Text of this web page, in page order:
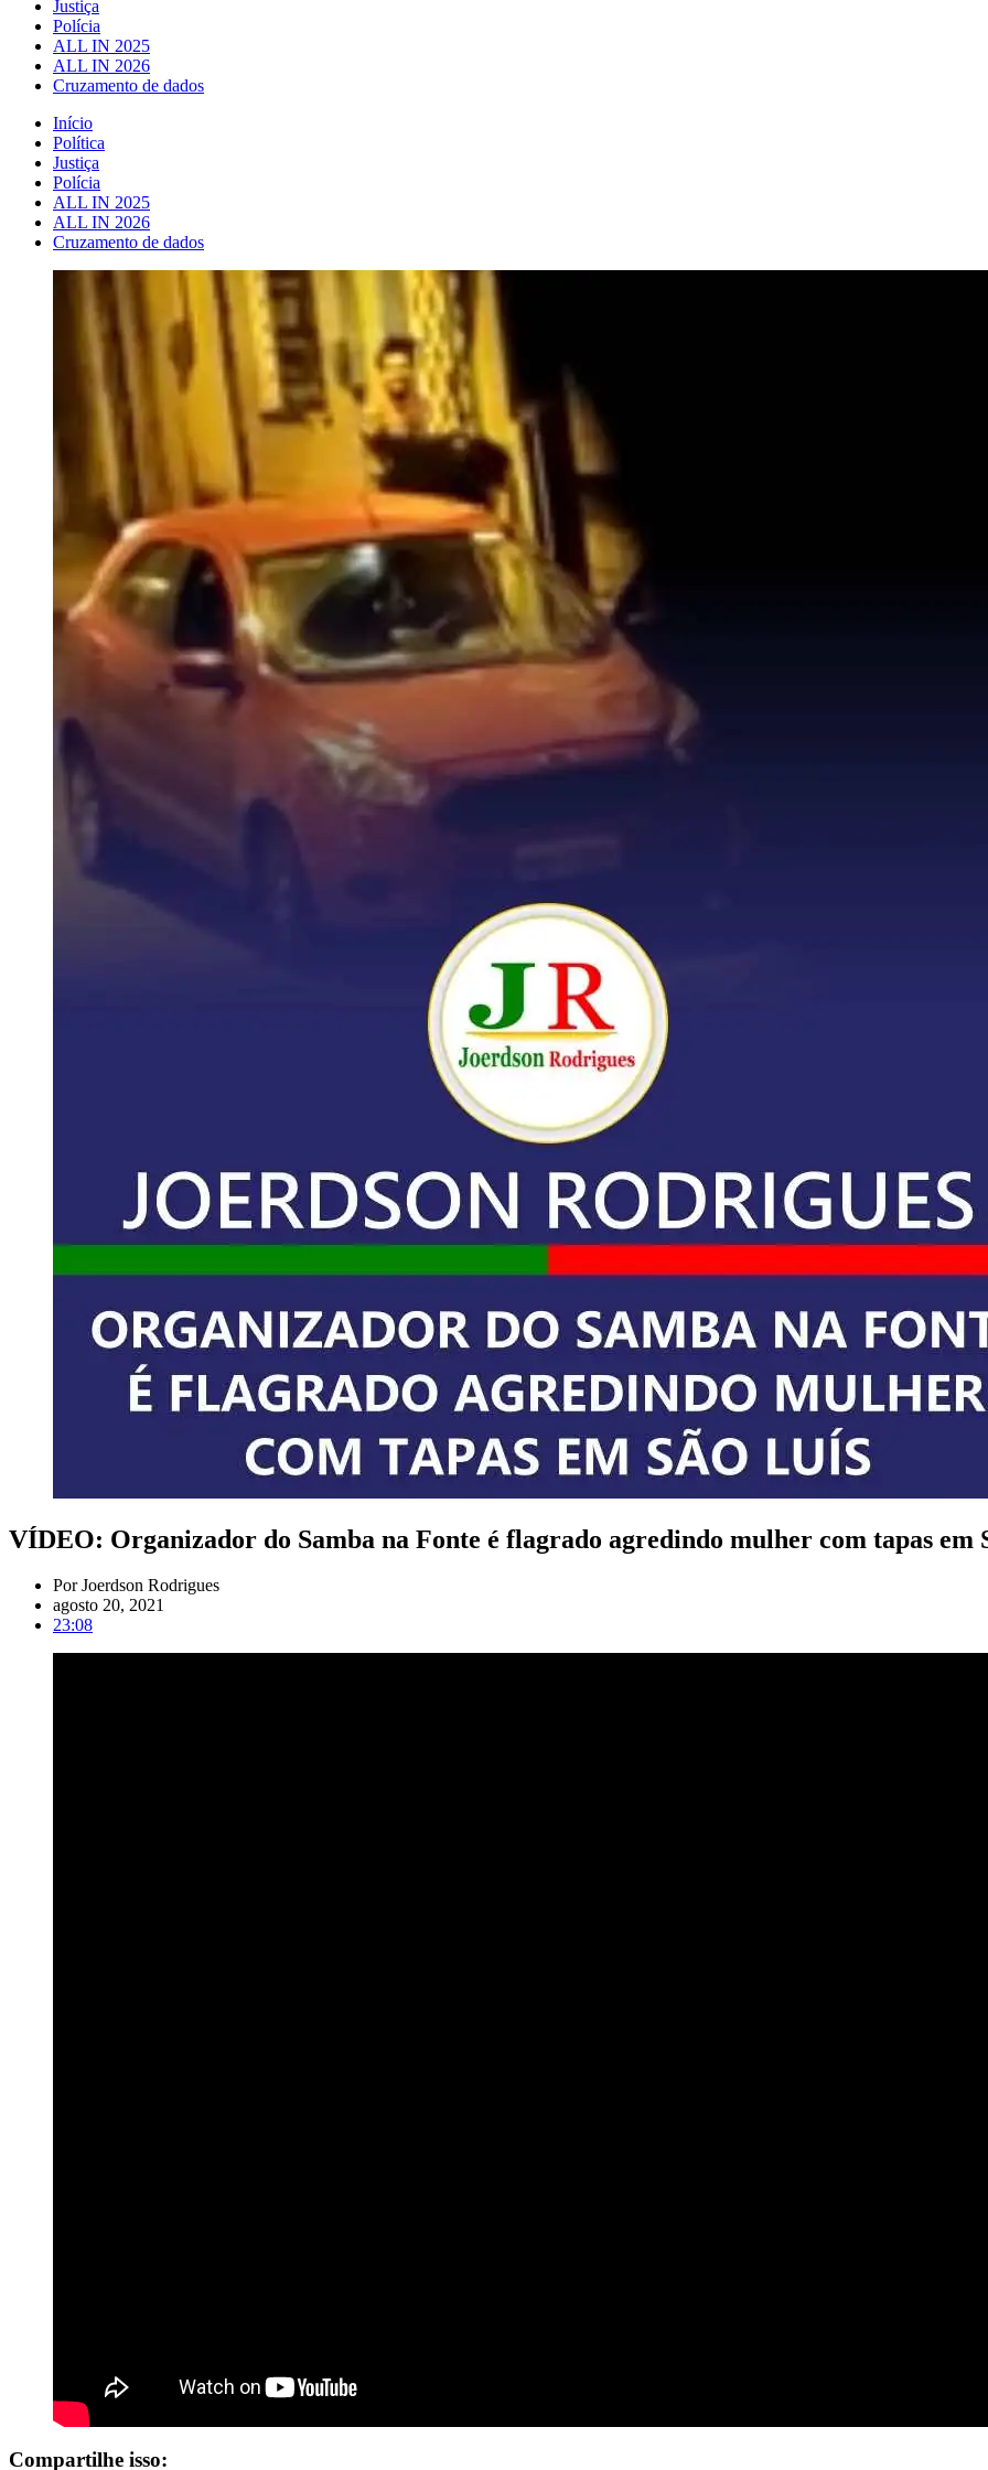
Justiça
Polícia
ALL IN 2025
ALL IN 2026
Cruzamento de dados
Início
Política
Justiça
Polícia
ALL IN 2025
ALL IN 2026
Cruzamento de dados
VÍDEO: Organizador do Samba na Fonte é flagrado agredindo mulher com tapas em
PorJoerdson Rodrigues
agosto 20, 2021
23:08
Compartilhe isso: